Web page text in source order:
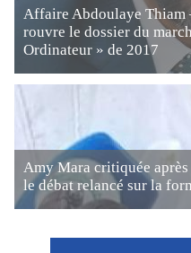
Affaire Abdoulaye Thiam
rouvre le dossier du
Ordinateur » de 2017
Amy Mara critiquée
le débat relancé sur la